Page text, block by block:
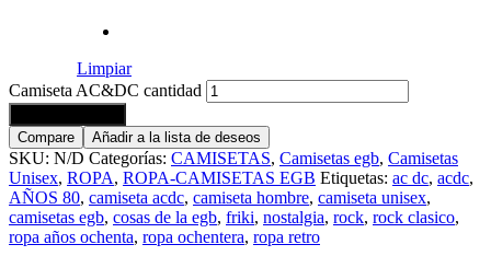
Limpiar
Camiseta AC&DC cantidad
Compare
Añadir a la lista de deseos
SKU: N/D Categorías: CAMISETAS, Camisetas egb, Camisetas
Unisex, ROPA, ROPA-CAMISETAS EGB Etiquetas: ac dc, acdc,
AÑOS 80, camiseta acdc, camiseta hombre, camiseta unisex,
camisetas egb, cosas de la egb, friki, nostalgia, rock, rock clasico,
ropa años ochenta, ropa ochentera, ropa retro